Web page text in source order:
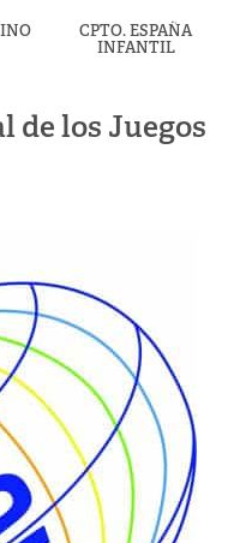
CPTO. ESPAÑA
INFANTIL
de los Juegos